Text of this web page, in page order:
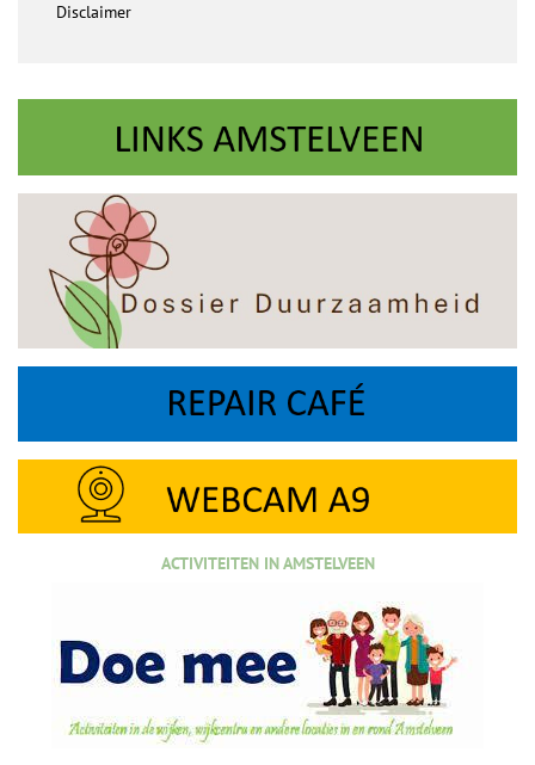
Disclaimer
ACTIVITEITEN IN AMSTELVEEN